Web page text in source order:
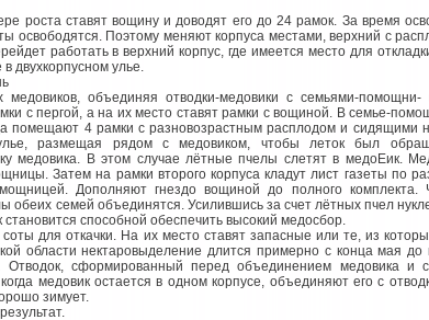
роста ставят вощину и доводят его до 24 рамок. За время
освободятся. Поэтому меняют корпуса местами, верхний с
работать в верхний корпус, где имеется место для
двухкорпусном улье.
объединяя отводки-медовики с семьями-помощни-
с пергой, а на их место ставят рамки с вощиной. В семье-
помещают 4 рамки с разновозрастным расплодом и сидящими
размещая рядом с медовиком, чтобы леток был
медовика. В этом случае лётные пчелы слетят в медоЕик.
Затем на рамки второго корпуса кладут лист газеты по
Дополняют гнездо вощиной до полного комплекта.
обеих семей объединятся. Усилившись за счет лётных пчел
способной обеспечить высокий медосбор.
для откачки. На их место ставят запасные или те, из
области нектаровыделение длится примерно с конца мая до
сформированный перед объединением медовика и
медовик остается в одном корпусе, объединяют его с
зимует.